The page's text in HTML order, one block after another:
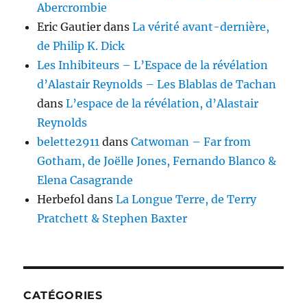
Abercrombie
Eric Gautier dansLa vérité avant-dernière,
de Philip K. Dick
Les Inhibiteurs – L’Espace de la révélation
d’Alastair Reynolds – Les Blablas de Tachan
dansL’espace de la révélation, d’Alastair
Reynolds
belette2911 dansCatwoman – Far from
Gotham, de Joëlle Jones, Fernando Blanco &
Elena Casagrande
Herbefol dansLa Longue Terre, de Terry
Pratchett & Stephen Baxter
CATÉGORIES